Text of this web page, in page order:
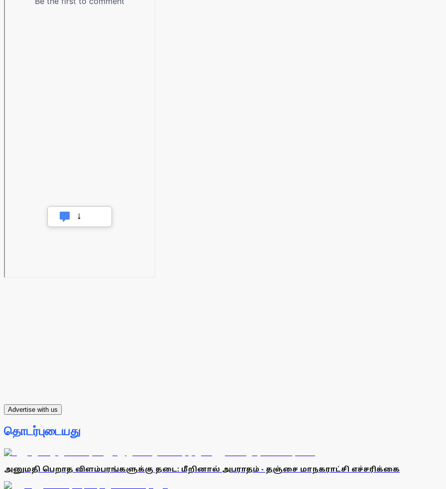
Advertise with us
தொடர்புடையது
அனுமதி பெறாத விளம்பரங்களுக்கு தடை: மீறினால் அபராதம் - தஞ்சை மாநகராட்சி எச்சரிக்கை